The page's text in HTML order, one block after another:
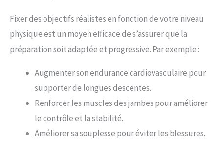
Fixer des objectifs réalistes en fonction de votre niveau
physique est un moyen efficace de s’assurer que la
préparation soit adaptée et progressive. Par exemple :
Augmenter son endurance cardiovasculaire pour
supporter de longues descentes.
Renforcer les muscles des jambes pour améliorer
le contrôle et la stabilité.
Améliorer sa souplesse pour éviter les blessures.